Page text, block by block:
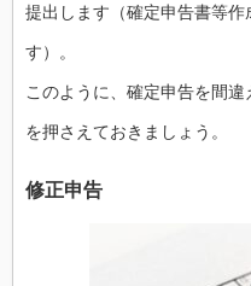
提出します（確定申告書等
す）。
このように、確定申告を間
を押さえておきましょう。
修正申告